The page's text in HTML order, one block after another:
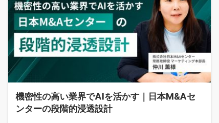
機密性の高い業界でAIを活かす｜日本M&Aセ
ンターの段階的浸透設計